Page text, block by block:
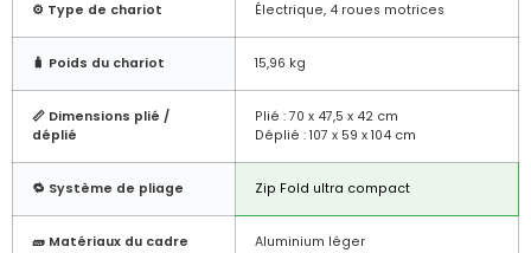
⚙️ Type de chariot Électrique, 4 roues motrices
🧳 Poids du chariot 15,96 kg
📏 Dimensions plié /
déplié
Plié : 70 x 47,5 x 42 cm
Déplié : 107 x 59 x 104 cm
🔁 Système de pliage Zip Fold ultra compact
🧱 Matériaux du cadre Aluminium léger